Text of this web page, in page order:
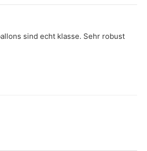
sind echt klasse. Sehr robust